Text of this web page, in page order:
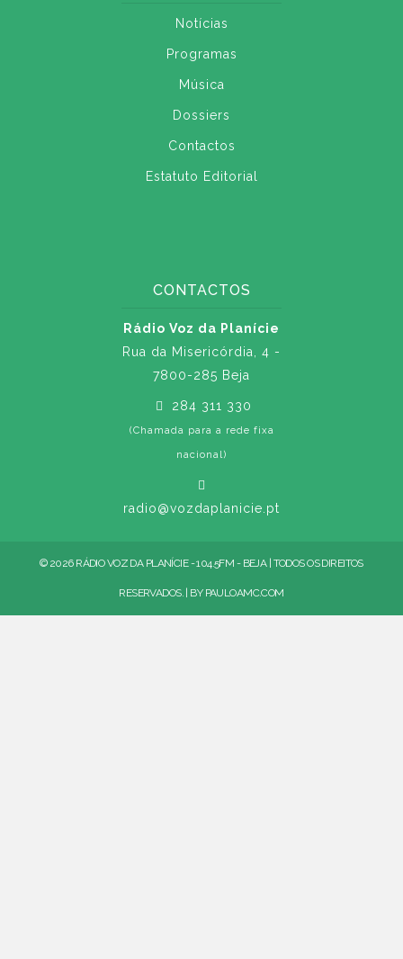
Notícias
Programas
Música
Dossiers
Contactos
Estatuto Editorial
CONTACTOS
Rádio Voz da Planície
Rua da Misericórdia, 4 -
7800-285 Beja
284 311 330
(Chamada para a rede fixa
nacional)
radio@vozdaplanicie.pt
© 2026 RÁDIO VOZ DA PLANÍCIE - 104.5FM - BEJA | TODOS OS DIREITOS
RESERVADOS. | BY PAULOAMC.COM